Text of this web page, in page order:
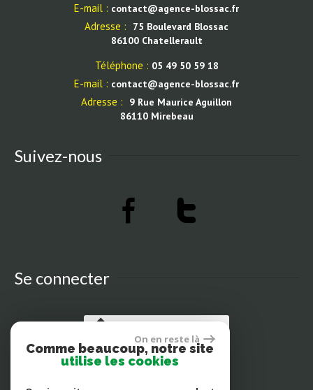
E-mail : contact@agence-blossac.fr
Adresse :
75 Boulevard Blossac
86100 Chatellerault
Téléphone : 05 49 50 59 18
E-mail : contact@agence-blossac.fr
Adresse :
9 Rue Maurice Aguillon
86110 Mirebeau
Suivez-nous
Se connecter
On en reste là
Comme beaucoup, notre site
utilise les cookies